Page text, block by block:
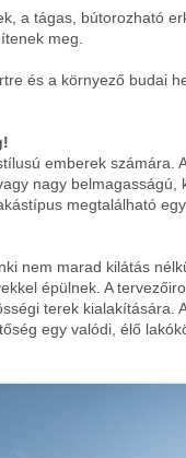
a tágas, bútorozható
meg.
és a környező budai
emberek számára.
nagy belmagasságú,
megtalálható
nem marad kilátás
épülnek. A
terek kialakítására.
egy valódi, élő